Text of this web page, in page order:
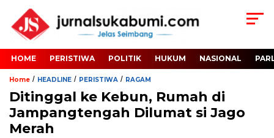
HOME PERISTIWA POLITIK HUKUM NASIONAL
Home / HEADLINE / PERISTIWA / RAGAM
Ditinggal ke Kebun, Rumah di
Jampangtengah Dilumat si Jago
Merah